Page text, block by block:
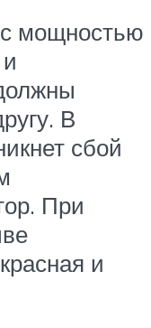
мощностью
В
сбой
При
и